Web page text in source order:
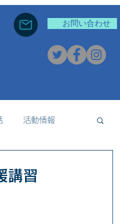
お問い合わせ
活動情報
講習